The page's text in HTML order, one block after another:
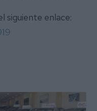
siguiente enlace: